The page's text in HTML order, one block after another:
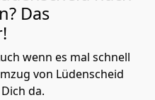
Das
wenn es mal schnell
von Lüdenscheid
da.